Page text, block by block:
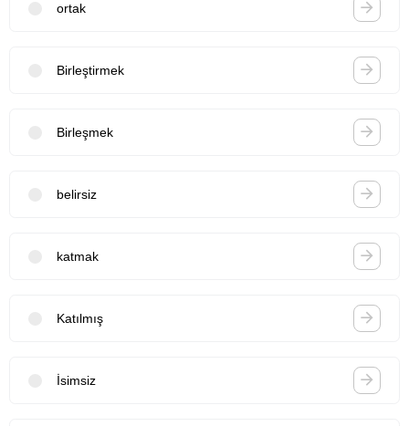
ortak
Birleştirmek
Birleşmek
belirsiz
katmak
Katılmış
İsimsiz